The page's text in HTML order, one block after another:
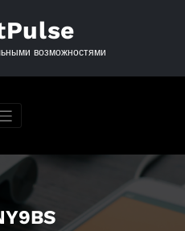
возможностями